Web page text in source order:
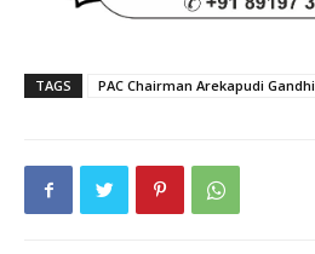
TAGS PAC Chairman Arekapudi Gandhi